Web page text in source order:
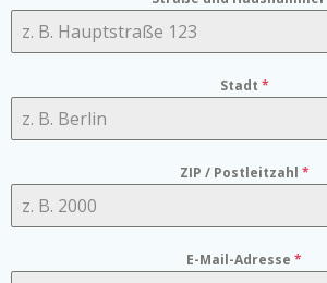
Stadt *
ZIP / Postleitzahl *
E-Mail-Adresse *